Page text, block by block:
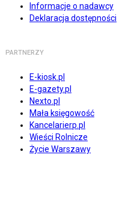
Informacje o nadawcy
Deklaracja dostępności
PARTNERZY
E-kiosk.pl
E-gazety.pl
Nexto.pl
Mała księgowość
Kancelarierp.pl
Wieści Rolnicze
Życie Warszawy